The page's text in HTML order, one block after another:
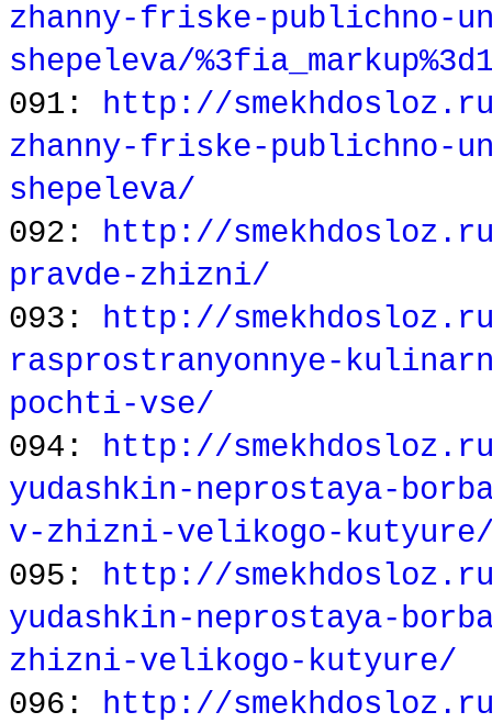
zhanny-friske-
shepeleva/
091: http://
zhanny-friske-
shepeleva/
092: http://
pravde-zhizni/
093: http://
rasprostranyonnye-
pochti-vse/
094: http://
yudashkin-neprostaya-
v-zhizni-velikogo-
095: http://
yudashkin-neprostaya-
zhizni-velikogo-kutyure/
096: http://